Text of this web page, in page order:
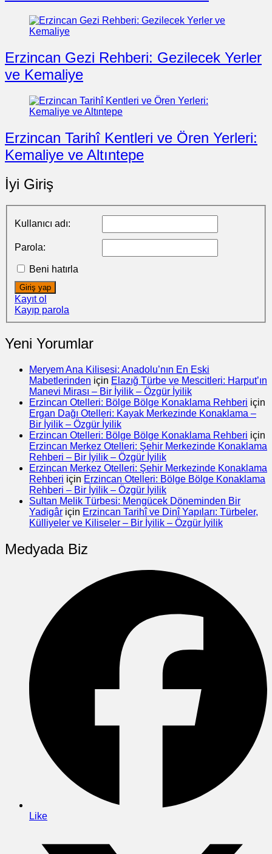
Erzincan Gezi Rehberi: Gezilecek Yerler
ve Kemaliye
Erzincan Tarihî Kentleri ve Ören Yerleri:
Kemaliye ve Altıntepe
İyi Giriş
Kullanıcı adı:
Parola:
Beni hatırla
Giriş yap
Kayıt ol
Kayıp parola
Yeni Yorumlar
Meryem Ana Kilisesi: Anadolu’nın En Eski
Mabetlerinden için Elazığ Türbe ve Mescitleri: Harput’ın
Manevi Mirası – Bir İyilik – Özgür İyilik
Erzincan Otelleri: Bölge Bölge Konaklama Rehberi için
Ergan Dağı Otelleri: Kayak Merkezinde Konaklama –
Bir İyilik – Özgür İyilik
Erzincan Otelleri: Bölge Bölge Konaklama Rehberi için
Erzincan Merkez Otelleri: Şehir Merkezinde Konaklama
Rehberi – Bir İyilik – Özgür İyilik
Erzincan Merkez Otelleri: Şehir Merkezinde Konaklama
Rehberi için Erzincan Otelleri: Bölge Bölge Konaklama
Rehberi – Bir İyilik – Özgür İyilik
Sultan Melik Türbesi: Mengücek Döneminden Bir
Yadigâr için Erzincan Tarihî ve Dinî Yapıları: Türbeler,
Külliyeler ve Kiliseler – Bir İyilik – Özgür İyilik
Medyada Biz
Like